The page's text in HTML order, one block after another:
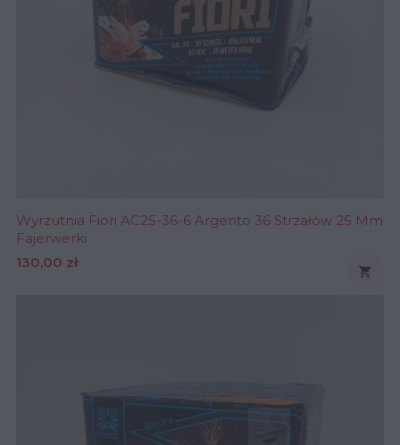
Wyrzutnia Fiori AC25-36-6 Argento 36 Strzałów 25 Mm
Fajerwerki
Cena
130,00 zł
